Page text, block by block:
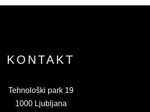
KONTAKT
Tehnološki park 19
1000 Ljubljana